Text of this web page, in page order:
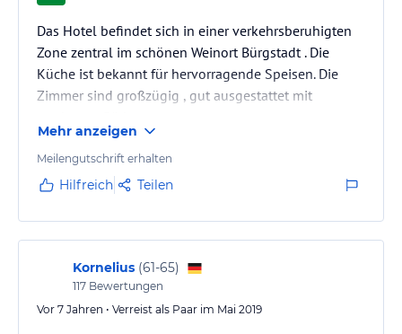
Das Hotel befindet sich in einer verkehrsberuhigten
Zone zentral im schönen Weinort Bürgstadt . Die
Küche ist bekannt für hervorragende Speisen. Die
Zimmer sind großzügig , gut ausgestattet mit
Mehr anzeigen
Meilengutschrift erhalten
Hilfreich Teilen
Kornelius (61-65)
117 Bewertungen
Vor 7 Jahren • Verreist als Paar im Mai 2019